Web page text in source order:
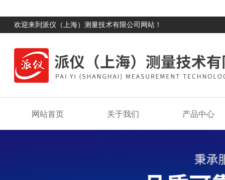
欢迎来到派仪（上海）测量技术有限公司网站！
网站首页 关于我们 产品中心